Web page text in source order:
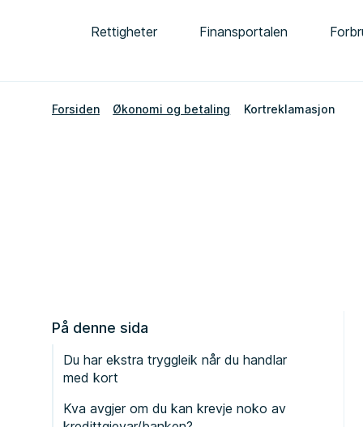
Rettigheter Finansportalen
Forsiden Økonomi og betaling Kortreklamasjon
På denne sida
Du har ekstra tryggleik når du handlar
med kort
Kva avgjer om du kan krevje noko av